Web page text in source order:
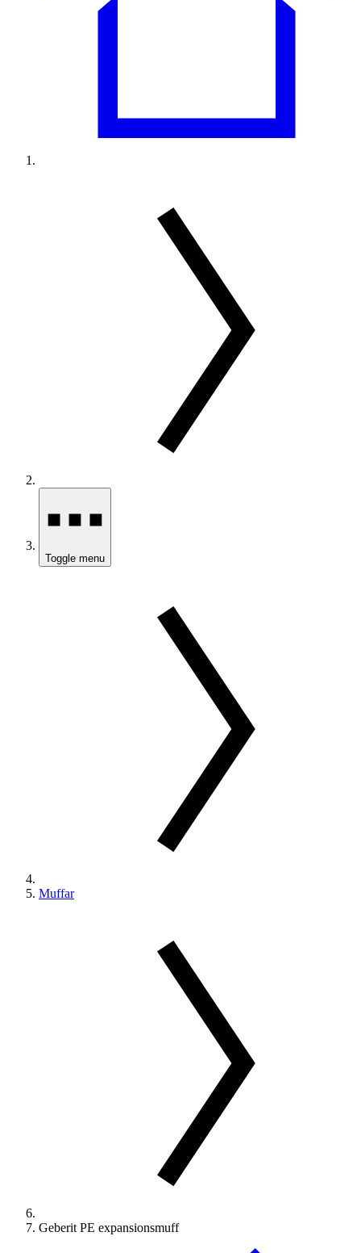
Toggle menu
Muffar
Geberit PE expansionsmuff